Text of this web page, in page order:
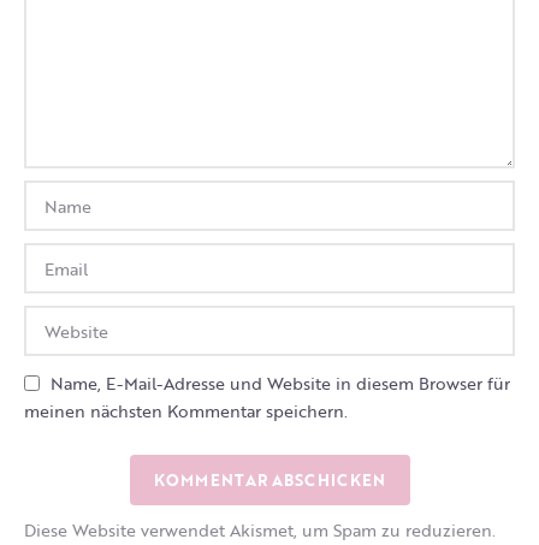
Name, E-Mail-Adresse und Website in diesem Browser für
meinen nächsten Kommentar speichern.
Diese Website verwendet Akismet, um Spam zu reduzieren.